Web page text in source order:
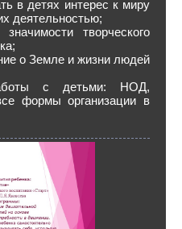
в детях интерес к миру
деятельностью;
творческого
о Земле и жизни людей
с детьми: НОД,
формы организации в